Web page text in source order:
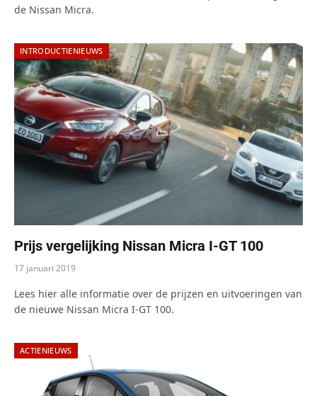
de Nissan Micra.
INTRODUCTIENIEUWS
Prijs vergelijking Nissan Micra I-GT 100
17 januari 2019
Lees hier alle informatie over de prijzen en uitvoeringen van
de nieuwe Nissan Micra I-GT 100.
ACTIENIEUWS